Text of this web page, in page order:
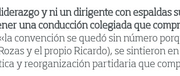
y ni un dirigente con espaldas
una conducción colegiada que
convención se quedó sin número
y el propio Ricardo), se sintieron
y reorganización partidaria que